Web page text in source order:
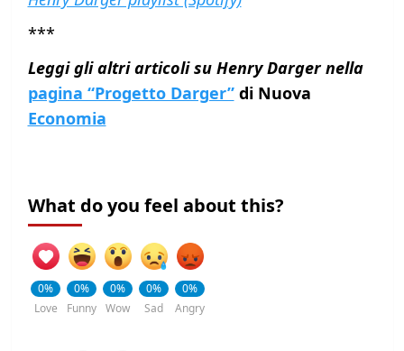
***
Leggi gli altri articoli su Henry Darger nella
pagina “Progetto Darger”di Nuova
Economia
What do you feel about this?
0%
Love
0%
Funny
0%
Wow
0%
Sad
0%
Angry